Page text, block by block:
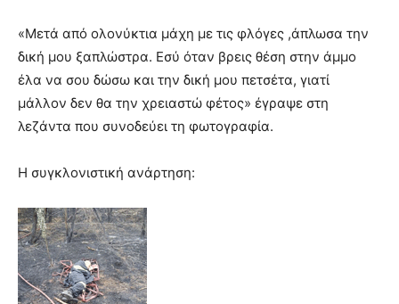
the
meaning
of
pain.
pornhun
hd
«Μετά από ολονύκτια μάχη με τις φλόγες ,άπλωσα την
δική μου ξαπλώστρα. Εσύ όταν βρεις θέση στην άμμο
έλα να σου δώσω και την δική μου πετσέτα, γιατί
μάλλον δεν θα την χρειαστώ φέτος» έγραψε στη
λεζάντα που συνοδεύει τη φωτογραφία.
Η συγκλονιστική ανάρτηση: